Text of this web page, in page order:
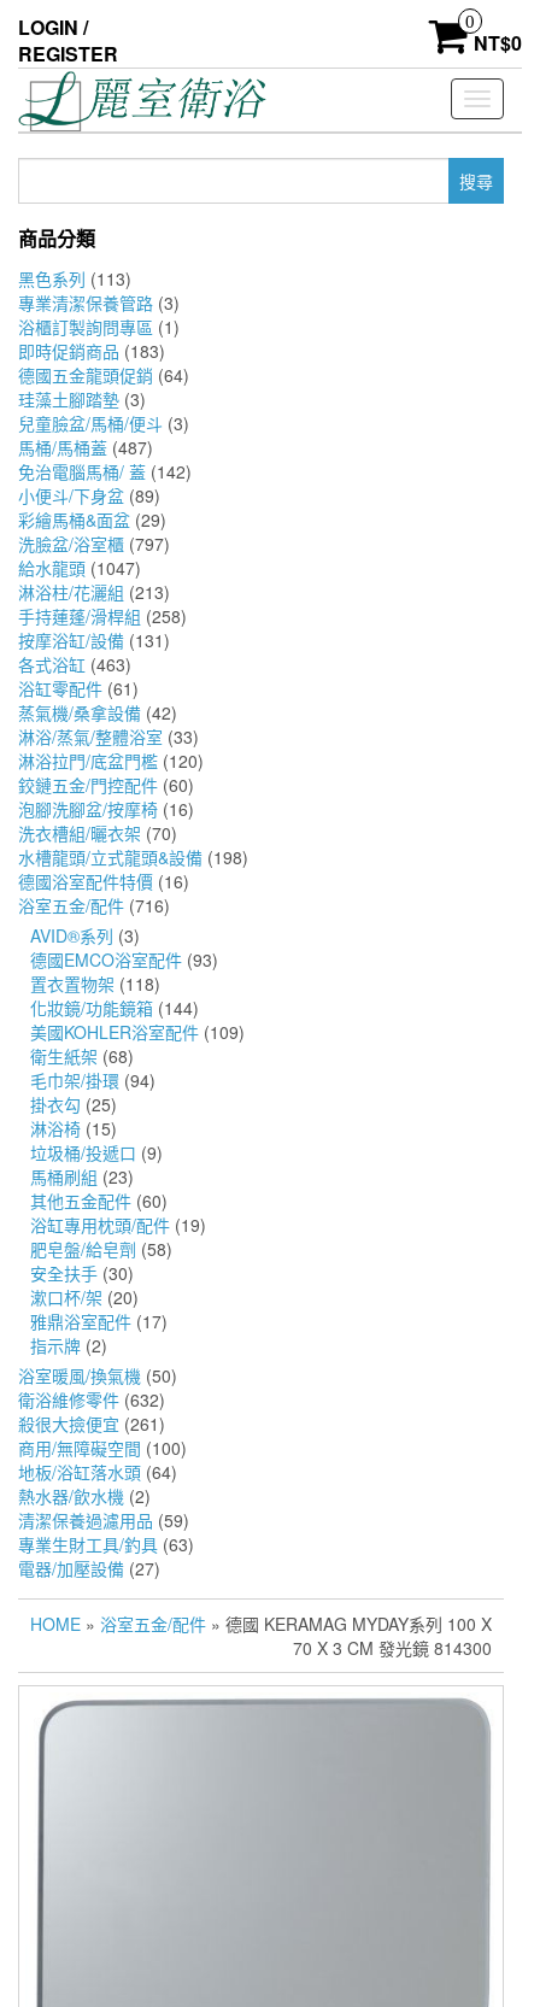
the
content
LOGIN /
REGISTER
0
NT$0
Toggle
鍵
商品分類
黑色系列 (113)
專業清潔保養管路 (3)
浴櫃訂製詢問專區 (1)
即時促銷商品 (183)
德國五金龍頭促銷 (64)
珪藻土腳踏墊 (3)
兒童臉盆/馬桶/便斗 (3)
馬桶/馬桶蓋 (487)
免治電腦馬桶/ 蓋 (142)
小便斗/下身盆 (89)
彩繪馬桶&面盆 (29)
洗臉盆/浴室櫃 (797)
給水龍頭 (1047)
淋浴柱/花灑組 (213)
手持蓮蓬/滑桿組 (258)
按摩浴缸/設備 (131)
各式浴缸 (463)
浴缸零配件 (61)
蒸氣機/桑拿設備 (42)
淋浴/蒸氣/整體浴室 (33)
淋浴拉門/底盆門檻 (120)
鉸鏈五金/門控配件 (60)
泡腳洗腳盆/按摩椅 (16)
洗衣槽組/曬衣架 (70)
水槽龍頭/立式龍頭&設備 (198)
德國浴室配件特價 (16)
浴室五金/配件 (716)
AVID®系列 (3)
德國EMCO浴室配件 (93)
置衣置物架 (118)
化妝鏡/功能鏡箱 (144)
美國KOHLER浴室配件 (109)
衛生紙架 (68)
毛巾架/掛環 (94)
掛衣勾 (25)
淋浴椅 (15)
垃圾桶/投遞口 (9)
馬桶刷組 (23)
其他五金配件 (60)
浴缸專用枕頭/配件 (19)
肥皂盤/給皂劑 (58)
安全扶手 (30)
漱口杯/架 (20)
雅鼎浴室配件 (17)
指示牌 (2)
浴室暖風/換氣機 (50)
衛浴維修零件 (632)
殺很大撿便宜 (261)
商用/無障礙空間 (100)
地板/浴缸落水頭 (64)
熱水器/飲水機 (2)
清潔保養過濾用品 (59)
專業生財工具/釣具 (63)
電器/加壓設備 (27)
HOME » 浴室五金/配件 » 德國 KERAMAG MYDAY系列 100 X
70 X 3 CM 發光鏡 814300